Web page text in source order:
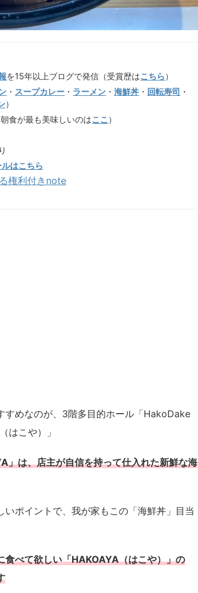
を15年以上ブログで発信（受賞歴はこちら）
・ スープカレー ・ ラーメン ・海鮮丼 ・ 回転寿司 ・
）
食が最も美味しいのはここ ）
はこちら
権利付きnote
すめなのが、3階多目的ホール「HakoDake
はこや）」
」は、店主が自信を持って仕入れた新鮮な海
ポイントで、我が家もこの「海鮮丼」目当
べて欲しい「HAKOAYA（はこや）」の